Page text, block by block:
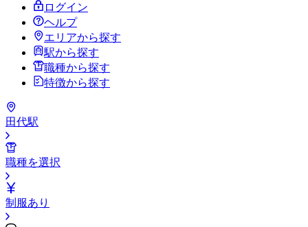
ログイン
ヘルプ
エリアから探す
駅から探す
職種から探す
特徴から探す
田代駅
職種を選択
制服あり